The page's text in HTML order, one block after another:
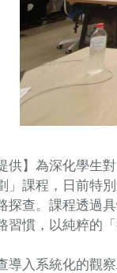
供】為深化學生
」課程，日前特
探查。課程透過
習慣，以純粹的
導入系統化的觀